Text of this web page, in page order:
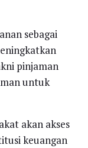
sebagai
pinjaman
untuk
akan akses
keuangan